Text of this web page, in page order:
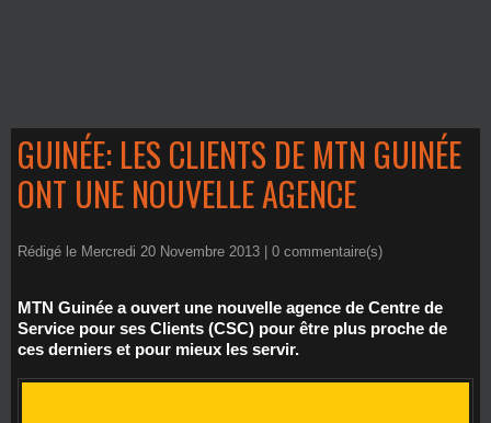
GUINÉE: LES CLIENTS DE MTN GUINÉE
ONT UNE NOUVELLE AGENCE
Rédigé le Mercredi 20 Novembre 2013 | 0 commentaire(s)
MTN Guinée a ouvert une nouvelle agence de Centre de
Service pour ses Clients (CSC) pour être plus proche de
ces derniers et pour mieux les servir.